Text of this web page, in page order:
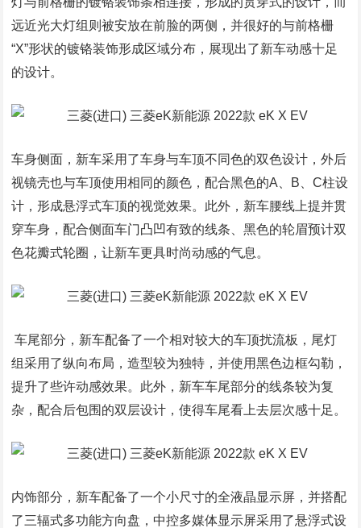
远近光大灯组则被安放在前脸的两侧，并很好的与前格栅
“X”形状的镀铬装饰形成区域分布，展现出了新车动感十足
的设计。
车身侧面，新车采用了车身与车顶不同色的双色设计，外后
视镜壳也与车顶使用相同的颜色，配合黑色的A、B、C柱设
计，形成悬浮式车顶的视觉效果。此外，新车腰线上提并贯
穿车身，配合侧面车门凸凹有致的线条、黑色的轮眉预计双
色花瓣式轮圈，让新车更具时尚动感的气息。
车尾部分，新车配备了一个相对较大的车顶扰流板，尾灯
组采用了纵向布局，造型较为独特，并使用黑色边框勾勒，
提升了些许动感效果。此外，新车车尾部分的线条较为复
杂，配合后包围的双层设计，使得车尾看上去层次感十足。
内饰部分，新车配备了一个小尺寸的全液晶显示屏，并搭配
了三辐式多功能方向盘，中控多媒体显示屏采用了悬浮式设